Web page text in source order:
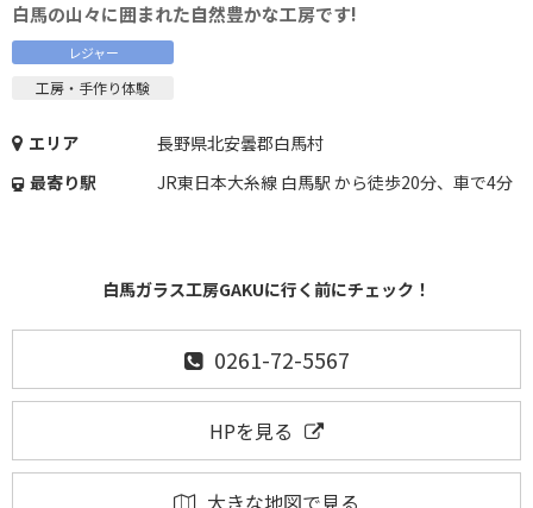
白馬の山々に囲まれた自然豊かな工房です!
レジャー
工房・手作り体験
エリア
長野県北安曇郡白馬村
最寄り駅
JR東日本大糸線 白馬駅 から徒歩20分、車で4分
白馬ガラス工房GAKUに行く前にチェック！
0261-72-5567
HPを見る